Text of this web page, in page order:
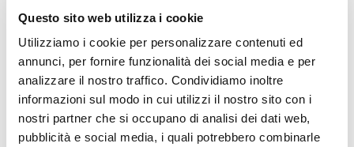
Questo sito web utilizza i cookie
Utilizziamo i cookie per personalizzare contenuti ed
annunci, per fornire funzionalità dei social media e per
analizzare il nostro traffico. Condividiamo inoltre
informazioni sul modo in cui utilizzi il nostro sito con i
nostri partner che si occupano di analisi dei dati web,
pubblicità e social media, i quali potrebbero combinarle
Documentazione tecnica
TDS / Scheda tecnica
Registrati per i download
COA
Registrati per i download
SDS / Scheda di
Sicurezza
Registrati per i download